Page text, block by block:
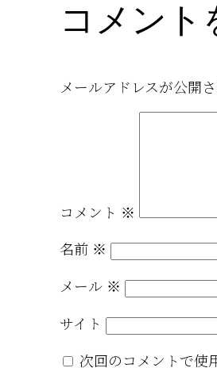
コメント
メールアドレスが公開
コメント ※
名前 ※
メール ※
サイト
次回のコメントで使